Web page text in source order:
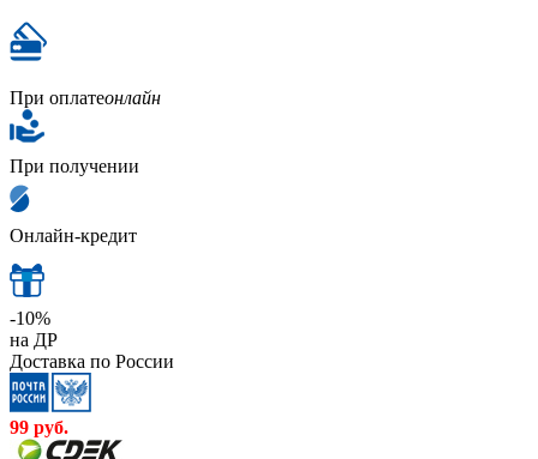
При оплатеонлайн
При получении
Онлайн-кредит
-10%
на ДР
Доставка по России
99 руб.